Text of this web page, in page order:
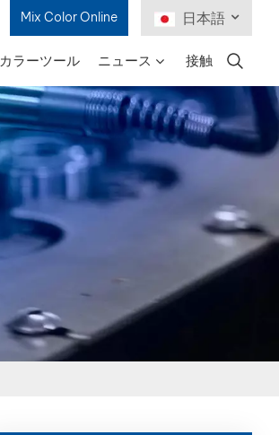
Mix Color Online 日本語
English
Français
Deutsch
Português
カラーツール ニュース 接触